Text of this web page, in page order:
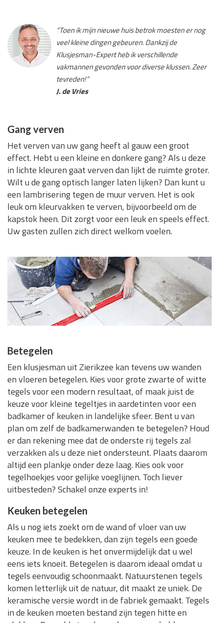
“Toen ik mijn nieuwe huis betrok moesten er nog
veel kleine dingen gebeuren. Dankzij de
Klusjesman-Expert heb ik verschillende
vakmannen gevonden voor diverse klussen. Zeer
tevreden!”
J. de Vries
Gang verven
Het verven van uw gang heeft al gauw een groot
effect. Hebt u een kleine en donkere gang? Als u deze
in lichte kleuren gaat verven dan lijkt de ruimte groter.
Wilt u de gang optisch langer laten lijken? Dan kunt u
een lambrisering tegen de muur verven. Het is ook
leuk om kleurvakken te verven, bijvoorbeeld om de
kapstok heen. Dit zorgt voor een leuk en speels effect.
Uw gasten zullen zich direct welkom voelen.
Betegelen
Een klusjesman uit Zierikzee kan tevens uw wanden
en vloeren betegelen. Kies voor grote zwarte of witte
tegels voor een modern resultaat, of maak juist de
keuze voor kleine tegeltjes in aardetinten voor een
badkamer of keuken in landelijke sfeer. Bent u van
plan om zelf de badkamerwanden te betegelen? Houd
er dan rekening mee dat de onderste rij tegels zal
verzakken als u deze niet ondersteunt. Plaats daarom
altijd een plankje onder deze laag. Kies ook voor
tegelhoekjes voor gelijke voeglijnen. Toch liever
uitbesteden? Schakel onze experts in!
Keuken betegelen
Als u nog iets zoekt om de wand of vloer van uw
keuken mee te bedekken, dan zijn tegels een goede
keuze. In de keuken is het onvermijdelijk dat u wel
eens iets knoeit. Betegelen is daarom ideaal omdat u
tegels eenvoudig schoonmaakt. Natuurstenen tegels
komen letterlijk uit de natuur, dit maakt ze uniek. De
keramische versie wordt in de fabriek gemaakt. Tegels
in de keuken moeten bestand zijn tegen hitte en